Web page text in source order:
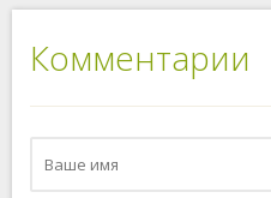
Комментарии